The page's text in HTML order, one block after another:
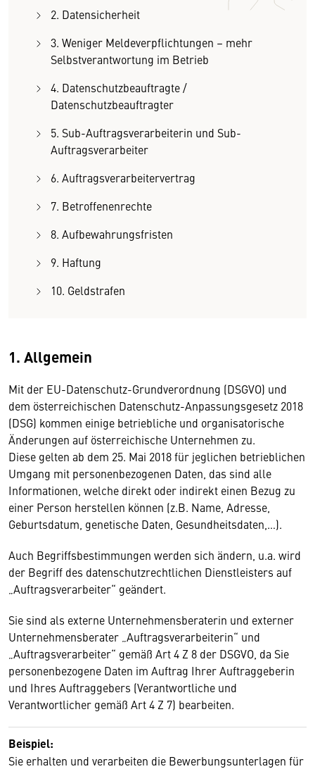
2. Datensicherheit
3. Weniger Meldeverpflichtungen – mehr
Selbstverantwortung im Betrieb
4. Datenschutzbeauftragte /
Datenschutzbeauftragter
5. Sub-Auftragsverarbeiterin und Sub-
Auftragsverarbeiter
6. Auftragsverarbeitervertrag
7. Betroffenenrechte
8. Aufbewahrungsfristen
9. Haftung
10. Geldstrafen
1. Allgemein
Mit der EU-Datenschutz-Grundverordnung (DSGVO) und
dem österreichischen Datenschutz-Anpassungsgesetz 2018
(DSG) kommen einige betriebliche und organisatorische
Änderungen auf österreichische Unternehmen zu.
Diese gelten ab dem 25. Mai 2018 für jeglichen betrieblichen
Umgang mit personenbezogenen Daten, das sind alle
Informationen, welche direkt oder indirekt einen Bezug zu
einer Person herstellen können (z.B. Name, Adresse,
Geburtsdatum, genetische Daten, Gesundheitsdaten,…).
Auch Begriffsbestimmungen werden sich ändern, u.a. wird
der Begriff des datenschutzrechtlichen Dienstleisters auf
„Auftragsverarbeiter“ geändert.
Sie sind als externe Unternehmensberaterin und externer
Unternehmensberater „Auftragsverarbeiterin“ und
„Auftragsverarbeiter“ gemäß Art 4 Z 8 der DSGVO, da Sie
personenbezogene Daten im Auftrag Ihrer Auftraggeberin
und Ihres Auftraggebers (Verantwortliche und
Verantwortlicher gemäß Art 4 Z 7) bearbeiten.
Beispiel:
Sie erhalten und verarbeiten die Bewerbungsunterlagen für